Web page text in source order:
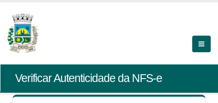
Verificar Autenticidade da NFS-e